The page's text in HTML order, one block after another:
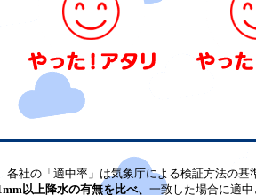
各社の「適中率」は気象庁による検証方法の基
以上降水の有無を比べ、 一致した場合に適中